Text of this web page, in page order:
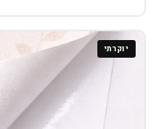
יוקרתי